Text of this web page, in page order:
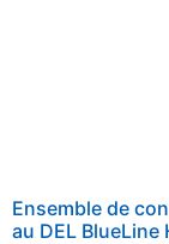
Ensemble de
au DEL BlueLine